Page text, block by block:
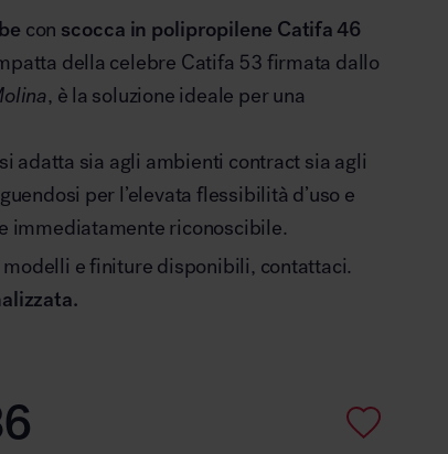
con scocca in polipropilene Catifa 46
della celebre Catifa 53 firmata dallo
, è la soluzione ideale per una
adatta sia agli ambienti contract sia agli
per l’elevata flessibilità d’uso e
immediatamente riconoscibile.
modelli e finiture disponibili, contattaci.